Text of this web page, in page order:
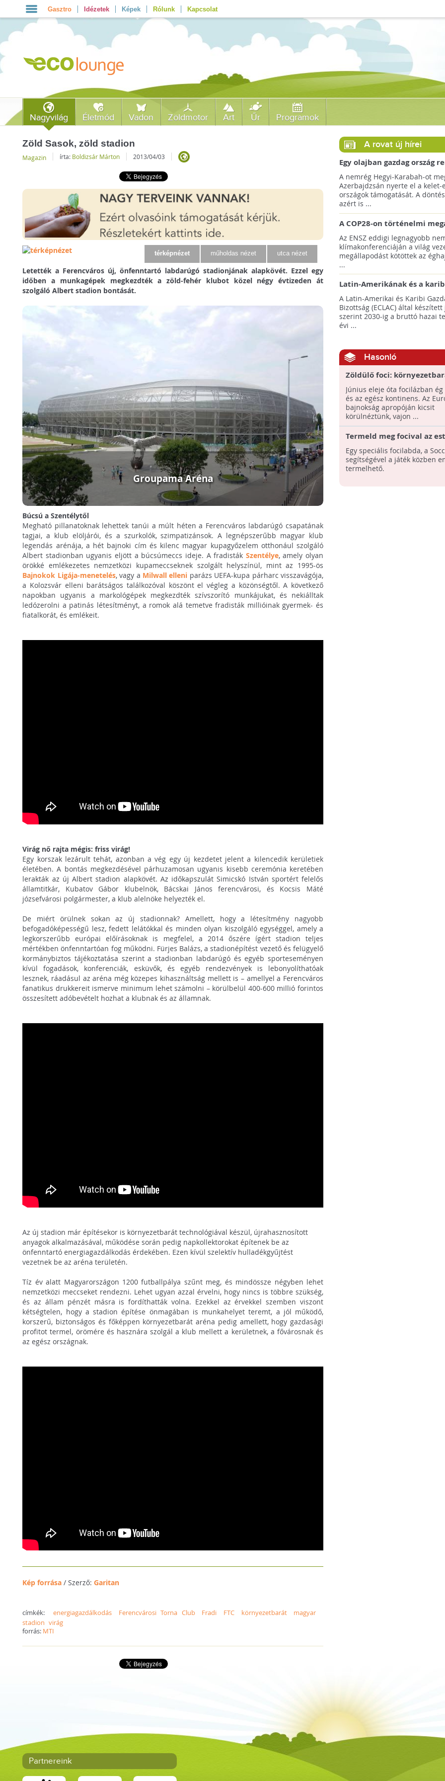
Gasztro Idézetek Képek Rólunk Kapcsolat
Nagyvilág Életmód Vadon Zöldmotor Art Űr Programok
Zöld Sasok, zöld stadion
Magazin írta: Boldizsár Márton 2013/04/03
térképnézet műholdas nézet utca nézet
Letették a Ferencváros új, önfenntartó labdarúgó stadionjának alapkövét. Ezzel egy
időben a munkagépek megkezdték a zöld-fehér klubot közel négy évtizeden át
szolgáló Albert stadion bontását.
Groupama Aréna
Búcsú a Szentélytől
Megható pillanatoknak lehettek tanúi a múlt héten a Ferencváros labdarúgó csapatának
tagjai, a klub elöljárói, és a szurkolók, szimpatizánsok. A legnépszerűbb magyar klub
legendás arénája, a hét bajnoki cím és kilenc magyar kupagyőzelem otthonául szolgáló
Albert stadionban ugyanis eljött a búcsúmeccs ideje. A fradisták Szentélye, amely olyan
örökké emlékezetes nemzetközi kupameccseknek szolgált helyszínül, mint az 1995-ös
Bajnokok Ligája-menetelés, vagy a Milwall elleni parázs UEFA-kupa párharc visszavágója,
a Kolozsvár elleni barátságos találkozóval köszönt el végleg a közönségtől. A következő
napokban ugyanis a markológépek megkezdték szívszorító munkájukat, és nekiálltak
ledózerolni a patinás létesítményt, a romok alá temetve fradisták millióinak gyermek- és
fiatalkorát, és emlékeit.
Virág nő rajta mégis: friss virág!
Egy korszak lezárult tehát, azonban a vég egy új kezdetet jelent a kilencedik kerületiek
életében. A bontás megkezdésével párhuzamosan ugyanis kisebb ceremónia keretében
lerakták az új Albert stadion alapkövét. Az időkapszulát Simicskó István sportért felelős
államtitkár, Kubatov Gábor klubelnök, Bácskai János ferencvárosi, és Kocsis Máté
józsefvárosi polgármester, a klub alelnöke helyezték el.
De miért örülnek sokan az új stadionnak? Amellett, hogy a létesítmény nagyobb
befogadóképességű lesz, fedett lelátókkal és minden olyan kiszolgáló egységgel, amely a
legkorszerűbb európai előírásoknak is megfelel, a 2014 őszére ígért stadion teljes
mértékben önfenntartóan fog működni. Fürjes Balázs, a stadionépítést vezető és felügyelő
kormánybiztos tájékoztatása szerint a stadionban labdarúgó és egyéb sporteseményen
kívül fogadások, konferenciák, esküvők, és egyéb rendezvények is lebonyolíthatóak
lesznek, ráadásul az aréna még közepes kihasználtság mellett is – amellyel a Ferencváros
fanatikus drukkereit ismerve minimum lehet számolni – körülbelül 400-600 millió forintos
összesített adóbevételt hozhat a klubnak és az államnak.
Az új stadion már építésekor is környezetbarát technológiával készül, újrahasznosított
anyagok alkalmazásával, működése során pedig napkollektorokat építenek be az
önfenntartó energiagazdálkodás érdekében. Ezen kívül szelektív hulladékgyűjtést
vezetnek be az aréna területén.
Tíz év alatt Magyarországon 1200 futballpálya szűnt meg, és mindössze négyben lehet
nemzetközi meccseket rendezni. Lehet ugyan azzal érvelni, hogy nincs is többre szükség,
és az állam pénzét másra is fordíthatták volna. Ezekkel az érvekkel szemben viszont
kétségtelen, hogy a stadion építése önmagában is munkahelyet teremt, a jól működő,
korszerű, biztonságos és főképpen környezetbarát aréna pedig amellett, hogy gazdasági
profitot termel, örömére és hasznára szolgál a klub mellett a kerületnek, a fővárosnak és
az egész országnak.
Kép forrása / Szerző:Garitan
címkék:energiagazdálkodás Ferencvárosi Torna Club Fradi FTC környezetbarát
magyar
stadion virág
forrás: MTI
A rovat új hírei
Egy olajban gazdag ország
jövőre a COP29 klímacsúcsot
A nemrég Hegyi-Karabah-ot
Azerbajdzsán nyerte el a kelet-
országok támogatását. A
azért is ...
A COP28-on történelmi
született! - Összefoglaló az
klímacsúcsáról
Az ENSZ eddigi legnagyobb
klímakonferenciáján a világ
megállapodást kötöttek az
...
Latin-Amerikának és a
térségnek növelniük kell
az éghajlatvédelmi célok
A Latin-Amerikai és Karibi
Bizottság (ECLAC) által
szerint 2030-ig a bruttó hazai
évi ...
Hasonló
Zöldülő foci:
fejlesztések a
Június eleje óta focilázban ég
és az egész kontinens. Az
bajnokság apropóján kicsit
körülnéztünk, vajon ...
Termeld meg focival az
világítást!
Egy speciális focilabda, a
segítségével a játék közben
termelhető.
Partnereink